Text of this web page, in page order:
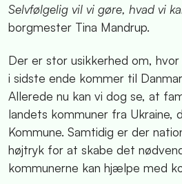
Selvfølgelig vil vi gøre, hvad vi
borgmester Tina Mandrup.
Der er stor usikkerhed om,
i sidste ende kommer til
Allerede nu kan vi dog se, at
landets kommuner fra Ukraine,
Kommune. Samtidig er der
højtryk for at skabe det
kommunerne kan hjælpe med